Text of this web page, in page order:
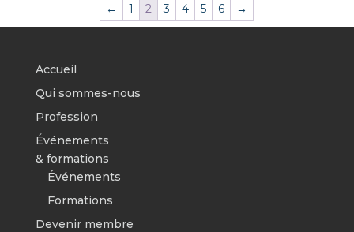
← 1 2 3 4 5 6 →
Accueil
Qui sommes-nous
Profession
Événements
& formations
Événements
Formations
Devenir membre